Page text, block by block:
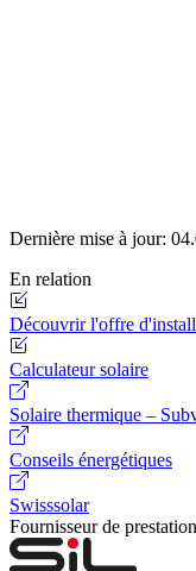
Dernière mise à jour:
En relation
Découvrir l'offre
Calculateur solaire
Solaire thermique –
Conseils énergétiques
Swisssolar
Fournisseur de prestation